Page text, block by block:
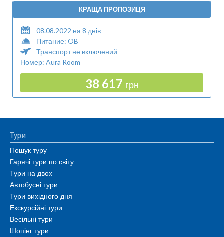
КРАЩА ПРОПОЗИЦЯ
08.08.2022 на 8 днів
Питание: OB
Транспорт не включений
Номер: Aura Room
38 617 грн
Тури
Пошук туру
Гарячі тури по світу
Тури на двох
Автобусні тури
Тури вихідного дня
Екскурсійні тури
Весільні тури
Шопінг тури